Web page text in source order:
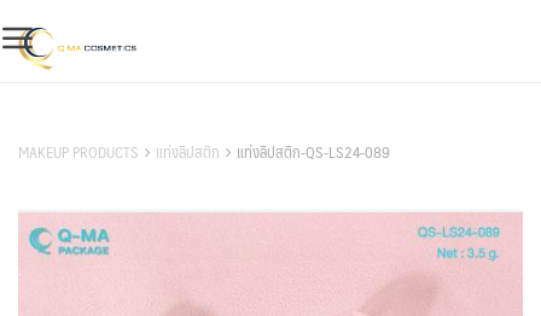
to
content
MAKEUP PRODUCTS แท่งลิปสติก แท่งลิปสติก-QS-LS24-089